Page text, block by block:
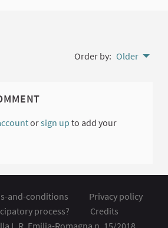
Order by: Older
orsign up to add your
and-conditions
Privacy policy
process?
Credits